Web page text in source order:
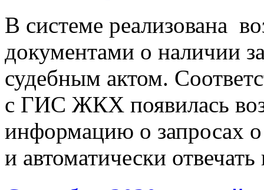
В системе реализована
документами о наличии
судебным актом.
с ГИС ЖКХ появилась
информацию о запросах
и автоматически